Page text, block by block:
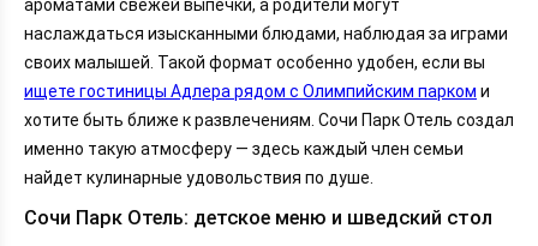
ароматами свежей выпечки, а родители могут
наслаждаться изысканными блюдами, наблюдая за играми
своих малышей. Такой формат особенно удобен, если вы
ищете гостиницы Адлера рядом с Олимпийским парком и
хотите быть ближе к развлечениям. Сочи Парк Отель создал
именно такую атмосферу — здесь каждый член семьи
найдет кулинарные удовольствия по душе.
Сочи Парк Отель: детское меню и шведский стол